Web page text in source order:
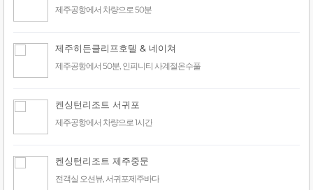
제주공항에서 차량으로 50분
제주히든클리프호텔 & 네이쳐
제주공항에서 50분, 인피니티 사계절온수풀
켄싱턴리조트 서귀포
제주공항에서 차량으로 1시간
켄싱턴리조트 제주중문
전객실 오션뷰, 서귀포제주바다